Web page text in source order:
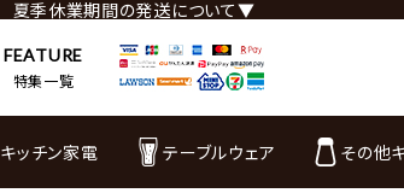
夏季休業期間の発送について▼
FEATURE
特集一覧
キッチン家電 テーブルウェア その他